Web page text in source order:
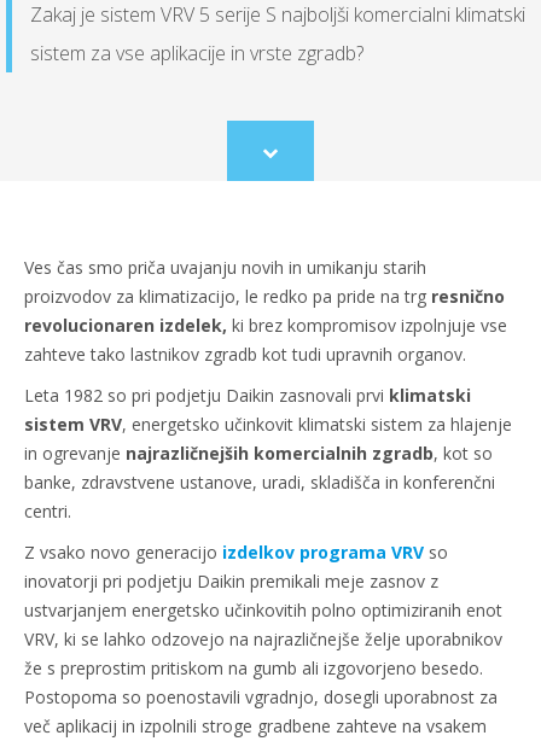
Zakaj je sistem VRV 5 serije S najboljši komercialni klimatski
sistem za vse aplikacije in vrste zgradb?
Scroll
to
Ves čas smo priča uvajanju novih in umikanju starih
proizvodov za klimatizacijo, le redko pa pride na trg resnično
revolucionaren izdelek, ki brez kompromisov izpolnjuje vse
zahteve tako lastnikov zgradb kot tudi upravnih organov.
Leta 1982 so pri podjetju Daikin zasnovali prvi klimatski
sistem VRV, energetsko učinkovit klimatski sistem za hlajenje
in ogrevanje najrazličnejših komercialnih zgradb, kot so
banke, zdravstvene ustanove, uradi, skladišča in konferenčni
centri.
Z vsako novo generacijo izdelkov programa VRV so
inovatorji pri podjetju Daikin premikali meje zasnov z
ustvarjanjem energetsko učinkovitih polno optimiziranih enot
VRV, ki se lahko odzovejo na najrazličnejše želje uporabnikov
že s preprostim pritiskom na gumb ali izgovorjeno besedo.
Postopoma so poenostavili vgradnjo, dosegli uporabnost za
več aplikacij in izpolnili stroge gradbene zahteve na vsakem